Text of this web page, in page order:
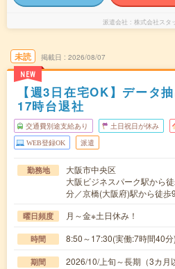
派遣会社 株式会社スタ
未読
NEW
掲載日 2026/08/07
【週3日在宅OK】データ
17時台退社
交通費別途支給あり 土日祝日が休み
WEB登録OK 派遣
勤務地
大阪市中央区
大阪ビジネスパーク駅から
分／京橋(大阪府)駅から徒歩
曜日頻度 月～金※土日休み！
時間 8:50～17:30(実働:7時間40
期間 2026/10/上旬～長期（3カ